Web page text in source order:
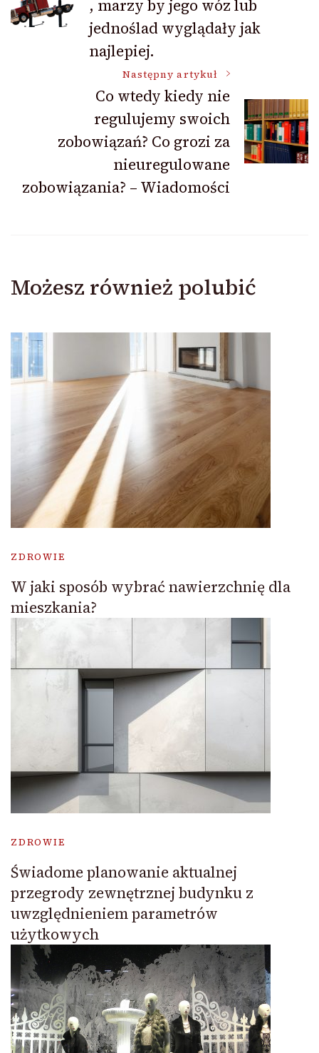
, marzy by jego wóz lub
jednoślad wyglądały jak
najlepiej.
Następny artykuł
Co wtedy kiedy nie
regulujemy swoich
zobowiązań? Co grozi za
nieuregulowane
zobowiązania? – Wiadomości
Możesz również polubić
ZDROWIE
W jaki sposób wybrać nawierzchnię dla
mieszkania?
ZDROWIE
Świadome planowanie aktualnej
przegrody zewnętrznej budynku z
uwzględnieniem parametrów
użytkowych